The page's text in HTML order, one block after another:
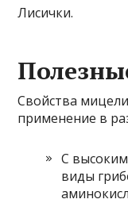
Лисички.
Свойства
применение в
С
виды